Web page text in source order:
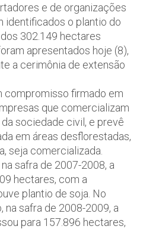
e de organizações
identificados o plantio do
302.149 hectares
apresentados hoje (8),
a cerimônia de extensão
compromisso firmado em
que comercializam
sociedade civil, e prevê
em áreas desflorestadas,
seja comercializada.
safra de 2007-2008, a
hectares, com a
plantio de soja. No
safra de 2008-2009, a
para 157.896 hectares,